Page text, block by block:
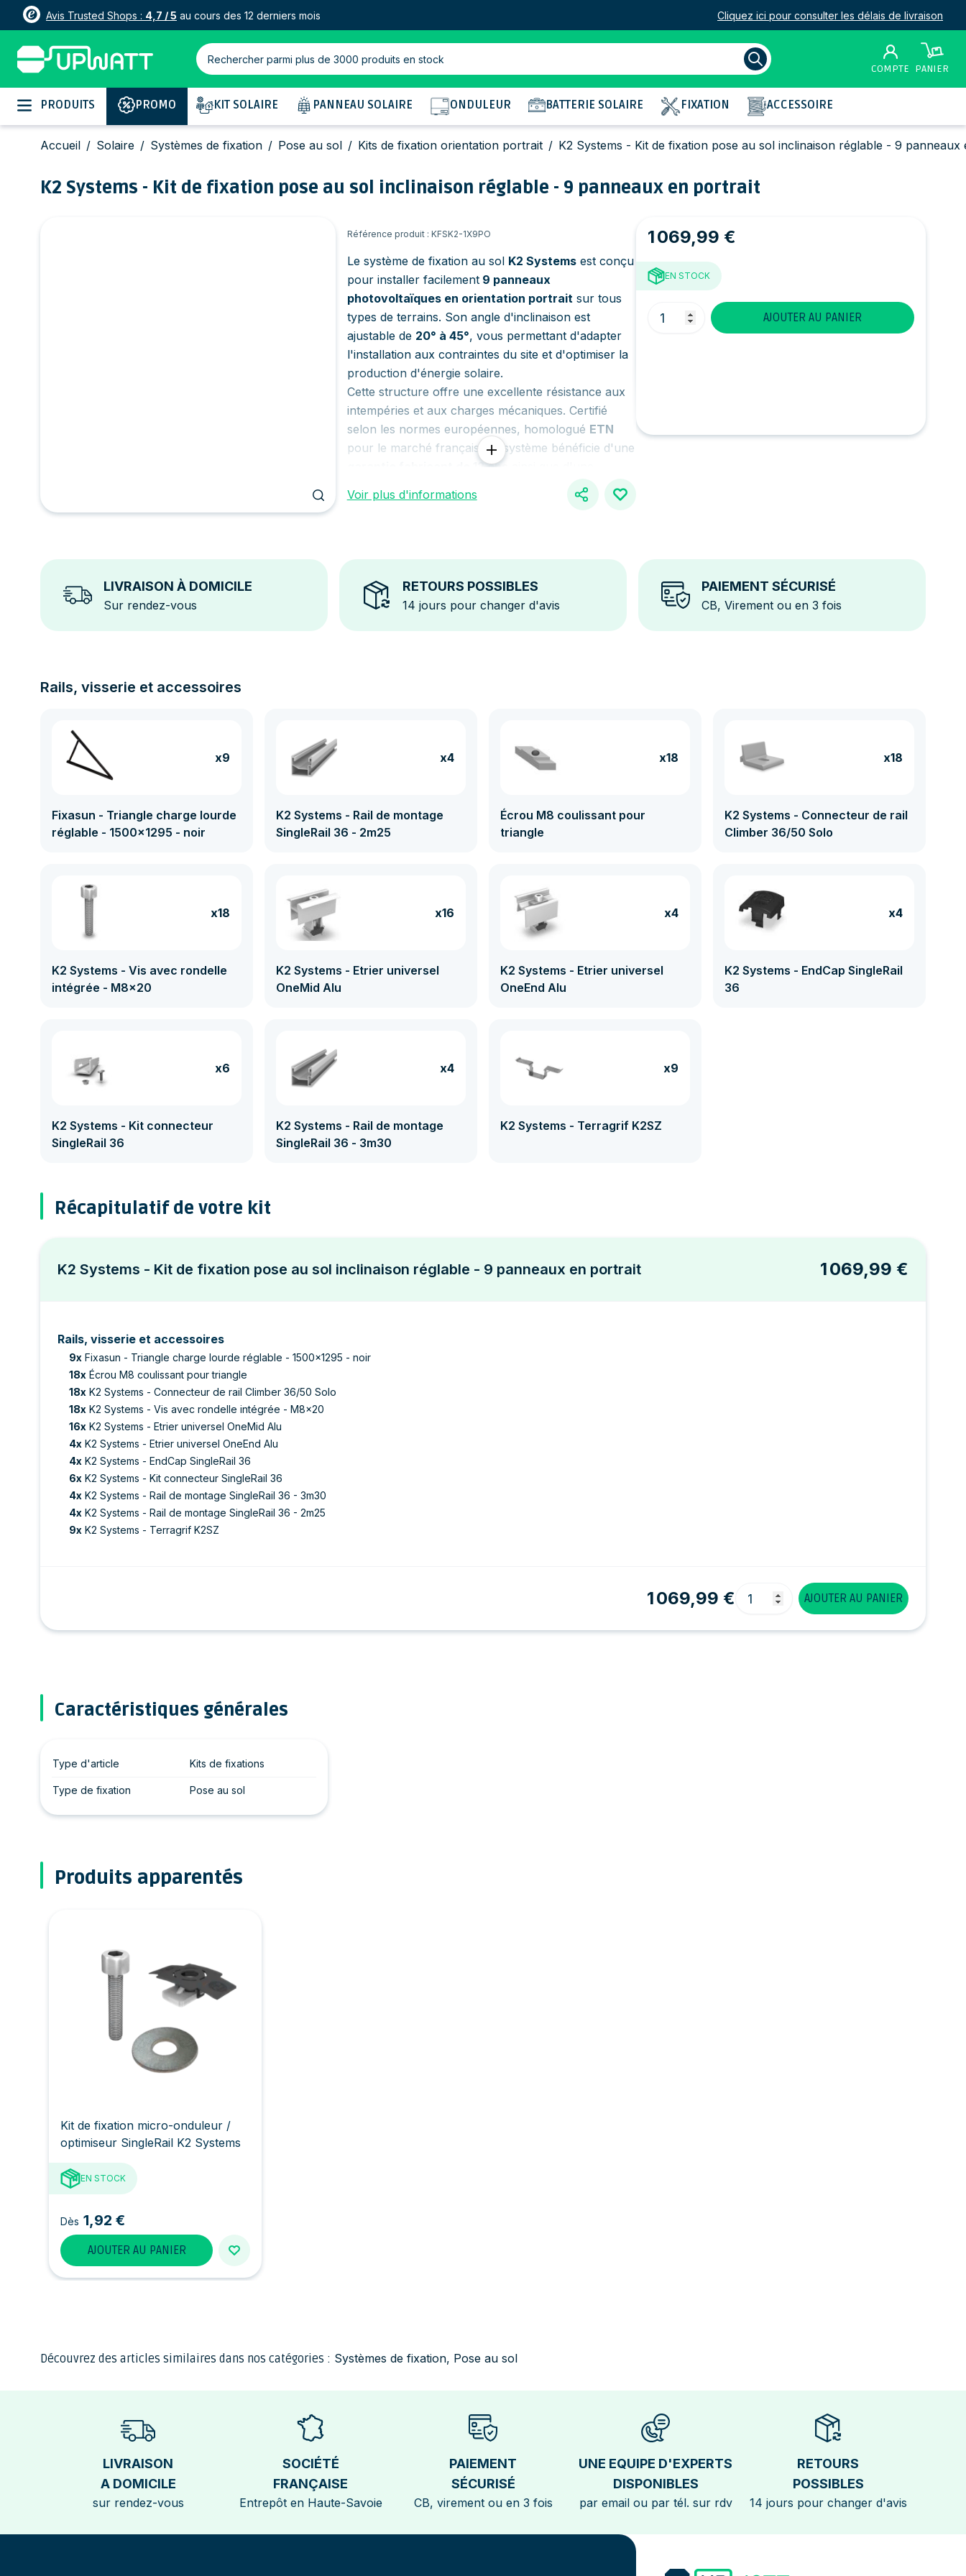
Avis Trusted Shops : 4,7 / 5 au cours des 12 derniers mois Cliquez ici pour consulter les délais de livraison
Rechercher parmi plus de 3000 produits en stock
COMPTE PANIER
Allez au contenu
PRODUITS PROMO KIT SOLAIRE PANNEAU SOLAIRE ONDULEUR BATTERIE SOLAIRE FIXATION ACCESSOIRE
Accueil / Solaire / Systèmes de fixation / Pose au sol / Kits de fixation orientation portrait / K2 Systems - Kit de fixation pose au sol inclinaison réglable - 9 panneaux
K2 Systems - Kit de fixation pose au sol inclinaison réglable - 9 panneaux en portrait
Référence produit : KFSK2-1X9PO
Le système de fixation au sol K2 Systemsest conçu
pour installer facilement9 panneaux
photovoltaïques en orientation portraitsur tous
types de terrains. Son angle d'inclinaison est
ajustable de 20° à 45°, vous permettant d'adapter
l'installation aux contraintes du site et d'optimiser la
production d'énergie solaire.
Cette structure offre une excellente résistance aux
intempéries et aux charges mécaniques. Certifié
selon les normes européennes, homologué ETN
pour le marché français, ce système bénéficie d'une
garantie fabricant de 12 ans
, gages de fiabilité
et de qualité.
de largeur.
Disponible pour des cadres de panneaux de
35 mm
Structure complète fournie, prête à être assemblée
et installée.
en fonction des exigences de votre installation.
Voir plus d'informations
1 069,99 €
EN STOCK
Quantité
AJOUTER AU PANIER
LIVRAISON À DOMICILE
Sur rendez-vous
RETOURS POSSIBLES
14 jours pour changer d'avis
PAIEMENT SÉCURISÉ
CB, Virement ou en 3 fois
Rails, visserie et accessoires
x9
Fixasun - Triangle charge lourde
réglable - 1500x1295 - noir
x4
K2 Systems - Rail de montage
SingleRail 36 - 2m25
x18
Écrou M8 coulissant pour
triangle
x18
K2 Systems - Connecteur de rail
Climber 36/50 Solo
x18
K2 Systems - Vis avec rondelle
intégrée - M8x20
x16
K2 Systems - Etrier universel
OneMid Alu
x4
K2 Systems - Etrier universel
OneEnd Alu
x4
K2 Systems - EndCap SingleRail
36
x6
K2 Systems - Kit connecteur
SingleRail 36
x4
K2 Systems - Rail de montage
SingleRail 36 - 3m30
x9
K2 Systems - Terragrif K2SZ
Récapitulatif de votre kit
K2 Systems - Kit de fixation pose au sol inclinaison réglable - 9 panneaux en portrait 1 069,99 €
Rails, visserie et accessoires
9x Fixasun - Triangle charge lourde réglable - 1500x1295 - noir
18x Écrou M8 coulissant pour triangle
18x K2 Systems - Connecteur de rail Climber 36/50 Solo
18x K2 Systems - Vis avec rondelle intégrée - M8x20
16x K2 Systems - Etrier universel OneMid Alu
4x K2 Systems - Etrier universel OneEnd Alu
4x K2 Systems - EndCap SingleRail 36
6x K2 Systems - Kit connecteur SingleRail 36
4x K2 Systems - Rail de montage SingleRail 36 - 3m30
4x K2 Systems - Rail de montage SingleRail 36 - 2m25
9x K2 Systems - Terragrif K2SZ
1 069,99 € Quantité
AJOUTER AU PANIER
Caractéristiques générales
Type d'article Kits de fixations
Type de fixation Pose au sol
Produits apparentés
Kit de fixation micro-onduleur /
optimiseur SingleRail K2 Systems
EN STOCK
Dès 1,92 €
AJOUTER AU PANIER
Découvrez des articles similaires dans nos catégories : Systèmes de fixation, Pose au sol
LIVRAISON
A DOMICILE
sur rendez-vous
SOCIÉTÉ
FRANÇAISE
Entrepôt en Haute-Savoie
PAIEMENT
SÉCURISÉ
CB, virement ou en 3 fois
UNE EQUIPE D'EXPERTS
DISPONIBLES
par email ou par tél. sur rdv
RETOURS
POSSIBLES
14 jours pour changer d'avis